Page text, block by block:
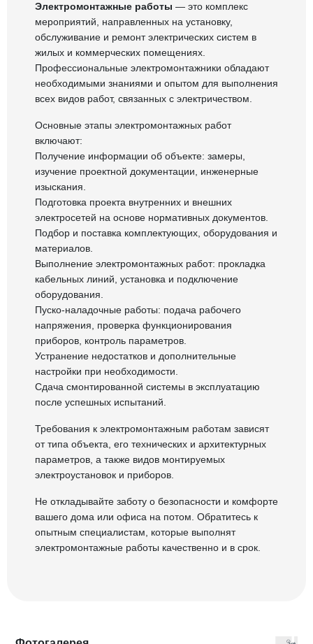
Электромонтажные работы — это комплекс
мероприятий, направленных на установку,
обслуживание и ремонт электрических систем в
жилых и коммерческих помещениях.
Профессиональные электромонтажники обладают
необходимыми знаниями и опытом для выполнения
всех видов работ, связанных с электричеством.
Основные этапы электромонтажных работ
включают:
Получение информации об объекте: замеры,
изучение проектной документации, инженерные
изыскания.
Подготовка проекта внутренних и внешних
электросетей на основе нормативных документов.
Подбор и поставка комплектующих, оборудования и
материалов.
Выполнение электромонтажных работ: прокладка
кабельных линий, установка и подключение
оборудования.
Пуско-наладочные работы: подача рабочего
напряжения, проверка функционирования
приборов, контроль параметров.
Устранение недостатков и дополнительные
настройки при необходимости.
Сдача смонтированной системы в эксплуатацию
после успешных испытаний.
Требования к электромонтажным работам зависят
от типа объекта, его технических и архитектурных
параметров, а также видов монтируемых
электроустановок и приборов.
Не откладывайте заботу о безопасности и комфорте
вашего дома или офиса на потом. Обратитесь к
опытным специалистам, которые выполнят
электромонтажные работы качественно и в срок.